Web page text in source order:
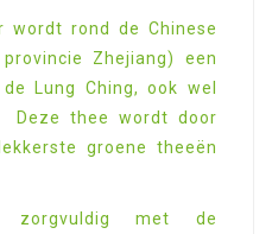
wordt rond de Chinese
Zhejiang) een
Lung Ching, ook wel
Deze thee wordt door
groene theeën
zorgvuldig met de